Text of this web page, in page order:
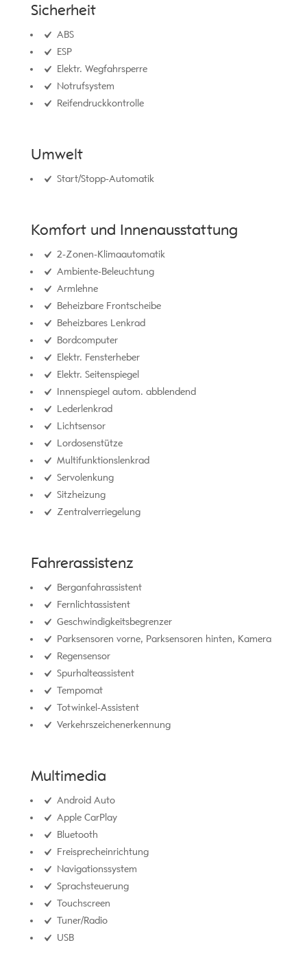
Sicherheit
ABS
ESP
Elektr. Wegfahrsperre
Notrufsystem
Reifendruckkontrolle
Umwelt
Start/Stopp-Automatik
Komfort und Innenausstattung
2-Zonen-Klimaautomatik
Ambiente-Beleuchtung
Armlehne
Beheizbare Frontscheibe
Beheizbares Lenkrad
Bordcomputer
Elektr. Fensterheber
Elektr. Seitenspiegel
Innenspiegel autom. abblendend
Lederlenkrad
Lichtsensor
Lordosenstütze
Multifunktionslenkrad
Servolenkung
Sitzheizung
Zentralverriegelung
Fahrerassistenz
Berganfahrassistent
Fernlichtassistent
Geschwindigkeitsbegrenzer
Parksensoren vorne, Parksensoren hinten, Kamera
Regensensor
Spurhalteassistent
Tempomat
Totwinkel-Assistent
Verkehrszeichenerkennung
Multimedia
Android Auto
Apple CarPlay
Bluetooth
Freisprecheinrichtung
Navigationssystem
Sprachsteuerung
Touchscreen
Tuner/Radio
USB